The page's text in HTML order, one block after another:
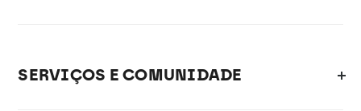
SERVIÇOS E COMUNIDADE